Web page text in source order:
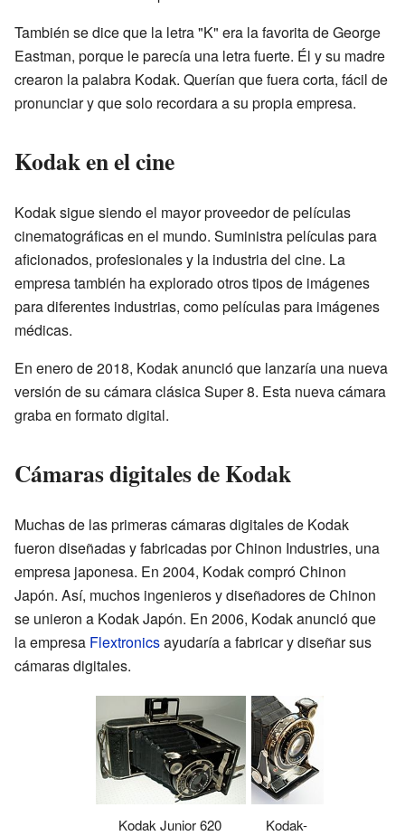
También se dice que la letra "K" era la favorita de George
Eastman, porque le parecía una letra fuerte. Él y su madre
crearon la palabra Kodak. Querían que fuera corta, fácil de
pronunciar y que solo recordara a su propia empresa.
Kodak en el cine
Kodak sigue siendo el mayor proveedor de películas
cinematográficas en el mundo. Suministra películas para
aficionados, profesionales y la industria del cine. La
empresa también ha explorado otros tipos de imágenes
para diferentes industrias, como películas para imágenes
médicas.
En enero de 2018, Kodak anunció que lanzaría una nueva
versión de su cámara clásica Super 8. Esta nueva cámara
graba en formato digital.
Cámaras digitales de Kodak
Muchas de las primeras cámaras digitales de Kodak
fueron diseñadas y fabricadas por Chinon Industries, una
empresa japonesa. En 2004, Kodak compró Chinon
Japón. Así, muchos ingenieros y diseñadores de Chinon
se unieron a Kodak Japón. En 2006, Kodak anunció que
la empresa Flextronicsayudaría a fabricar y diseñar sus
cámaras digitales.
Kodak Junior 620
Kodak-